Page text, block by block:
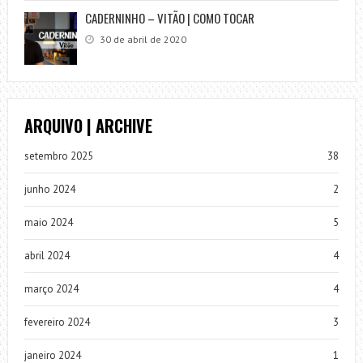
CADERNINHO – VITÃO | COMO TOCAR
30 de abril de 2020
ARQUIVO | ARCHIVE
setembro 2025 38
junho 2024 2
maio 2024 5
abril 2024 4
março 2024 4
fevereiro 2024 3
janeiro 2024 1